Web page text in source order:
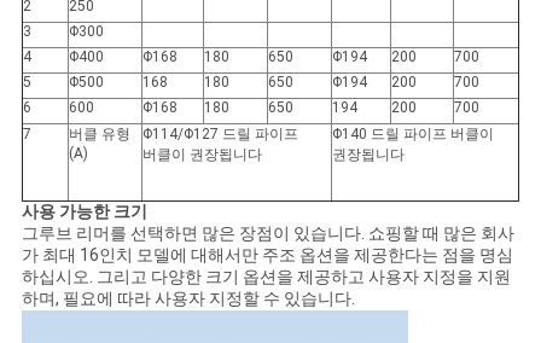
2
250
3
Φ300
4
Φ400 Φ168 180 650 Φ194 200
700
5
Φ500 168 180 650 Φ194 200
700
6
600 Φ168 180 650 194 200
700
7
버클 유형
(A)
Φ114/Φ127 드릴 파이프
버클이 권장됩니다
Φ140 드릴 파이프 버클이
권장됩니다
사용 가능한 크기
그루브 리머를 선택하면 많은 장점이 있습니다. 쇼핑할 때 많은 회사
가 최대 16인치 모델에 대해서만 주조 옵션을 제공한다는 점을 명심
하십시오. 그리고 다양한 크기 옵션을 제공하고 사용자 지정을 지원
하며, 필요에 따라 사용자 지정할 수 있습니다.